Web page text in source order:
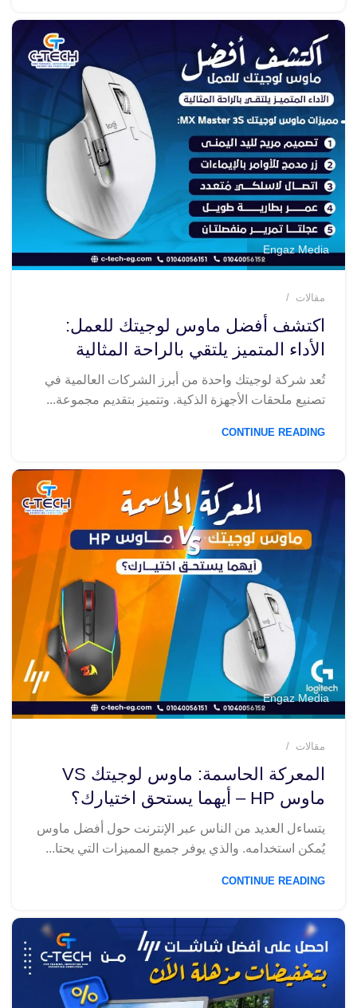
Engaz Media
مقالات
اكتشف أفضل ماوس لوجيتك للعمل:
الأداء المتميز يلتقي بالراحة المثالية
تُعد شركة لوجيتك واحدة من أبرز الشركات العالمية في
تصنيع ملحقات الأجهزة الذكية. وتتميز بتقديم مجموعة...
CONTINUE READING
Engaz Media
مقالات
المعركة الحاسمة: ماوس لوجيتك VS
ماوس HP – أيهما يستحق اختيارك؟
يتساءل العديد من الناس عبر الإنترنت حول أفضل ماوس
يُمكن استخدامه. والذي يوفر جميع المميزات التي يحتا...
CONTINUE READING